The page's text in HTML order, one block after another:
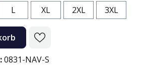
L XL 2XL 3XL
gewünschten Wert ein oder benutze die
0831-NAV-S